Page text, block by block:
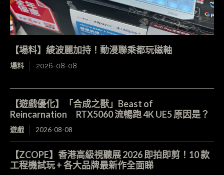
【場料】綾波麗加持！動漫聯乘都玩磁軸
場料 2026-08-08
【遊戲優化】「合成之獸」Beast of
Reincarnation RTX5060 流暢跑 4K UE5 原因是？
遊戲 2026-08-08
【ZCOPE】香港高級視聽展 2026 即拍即剪！10 款
工程機試玩 + 各大品牌最新作全面睇